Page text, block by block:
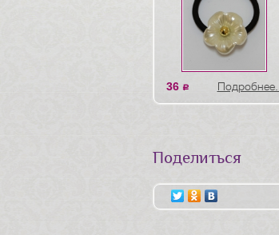
36 a Подробнее...
Поделиться